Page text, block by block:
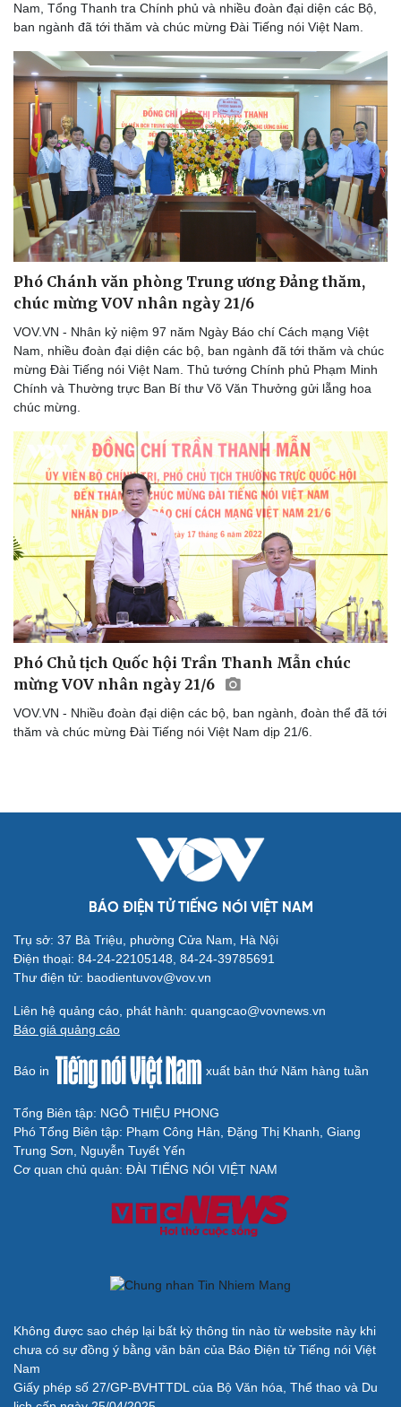
Du lịch
Săn Tour
check-in
Podcast
Câu chuyện thời sự
Đọc truyện đêm khuya
Cửa sổ tình yêu
Kể chuyện cho bé
Hạt giống tâm hồn
Nam, Tổng Thanh tra Chính phủ và nhiều đoàn đại diện các Bộ,
ban ngành đã tới thăm và chúc mừng Đài Tiếng nói Việt Nam.
Phó Chánh văn phòng Trung ương Đảng thăm,
chúc mừng VOV nhân ngày 21/6
VOV.VN - Nhân kỷ niệm 97 năm Ngày Báo chí Cách mạng Việt
Nam, nhiều đoàn đại diện các bộ, ban ngành đã tới thăm và chúc
mừng Đài Tiếng nói Việt Nam. Thủ tướng Chính phủ Phạm Minh
Chính và Thường trực Ban Bí thư Võ Văn Thưởng gửi lẵng hoa
chúc mừng.
Phó Chủ tịch Quốc hội Trần Thanh Mẫn chúc
mừng VOV nhân ngày 21/6
VOV.VN - Nhiều đoàn đại diện các bộ, ban ngành, đoàn thể đã tới
thăm và chúc mừng Đài Tiếng nói Việt Nam dịp 21/6.
BÁO ĐIỆN TỬ TIẾNG NÓI VIỆT NAM
Trụ sở: 37 Bà Triệu, phường Cửa Nam, Hà Nội
Điện thoại: 84-24-22105148, 84-24-39785691
Thư điện tử: baodientuvov@vov.vn
Liên hệ quảng cáo, phát hành: quangcao@vovnews.vn
Báo giá quảng cáo
Báo in xuất bản thứ Năm hàng tuần
Tổng Biên tập: NGÔ THIỆU PHONG
Phó Tổng Biên tập: Phạm Công Hân, Đặng Thị Khanh, Giang
Trung Sơn, Nguyễn Tuyết Yến
Cơ quan chủ quản: ĐÀI TIẾNG NÓI VIỆT NAM
Không được sao chép lại bất kỳ thông tin nào từ website này khi
chưa có sự đồng ý bằng văn bản của Báo Điện tử Tiếng nói Việt
Nam
Giấy phép số 27/GP-BVHTTDL của Bộ Văn hóa, Thể thao và Du